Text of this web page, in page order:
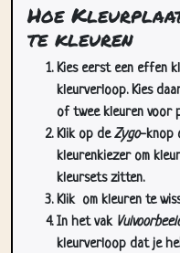
Hoe
te kleuren
Kies eerst een effen
kleurverloop. Kies
of twee kleuren voor
Klik op deZygo-knop
kleurenkiezer om
kleursets zitten.
Klik om kleuren te
In het vak
kleurverloop dat je